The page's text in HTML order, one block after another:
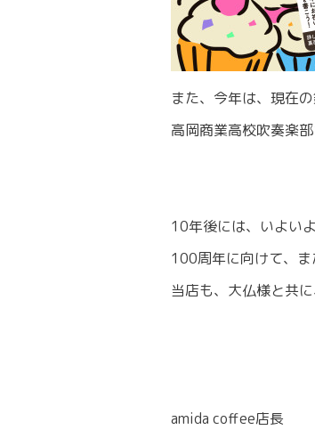
また、今年は、現在
高岡商業高校吹奏楽
10年後には、いよい
100周年に向けて、
当店も、大仏様と共
amida coffee店長